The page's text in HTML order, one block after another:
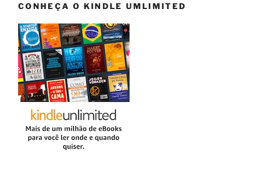
CONHEÇA O KINDLE UMLIMITED